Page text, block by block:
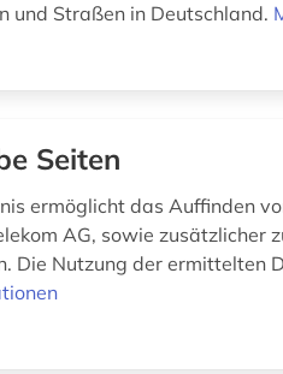
und Straßen in Deutschland.
Seiten
ermöglicht das Auffinden
AG, sowie zusätzlicher
Die Nutzung der ermittelten